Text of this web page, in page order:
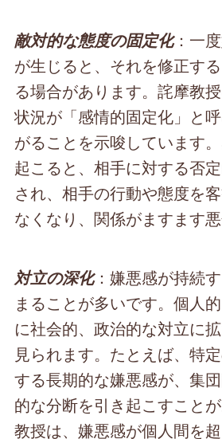
敵対的な態度の固定化：一
が生じると、それを修正す
る場合があります。詫摩教
状況が「感情的固定化」と
がることを示唆しています
起こると、相手に対する否
され、相手の行動や態度を
なくなり、関係がますます悪
対立の深化：嫌悪感が持続
まることが多いです。個人
に社会的、政治的な対立に
見られます。たとえば、特
する長期的な嫌悪感が、集
的な分断を引き起こすこと
教授は、嫌悪感が個人間を